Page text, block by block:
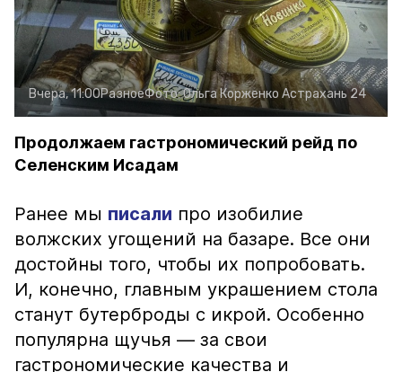
Вчера, 11:00РазноеФото:Ольга Корженко Астрахань 24
Продолжаем гастрономический рейд по
Селенским Исадам
Ранее мы писали про изобилие
волжских угощений на базаре. Все они
достойны того, чтобы их попробовать.
И, конечно, главным украшением стола
станут бутерброды с икрой. Особенно
популярна щучья — за свои
гастрономические качества и